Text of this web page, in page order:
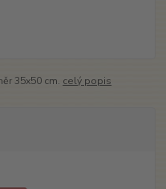
35x50 cm. celý popis